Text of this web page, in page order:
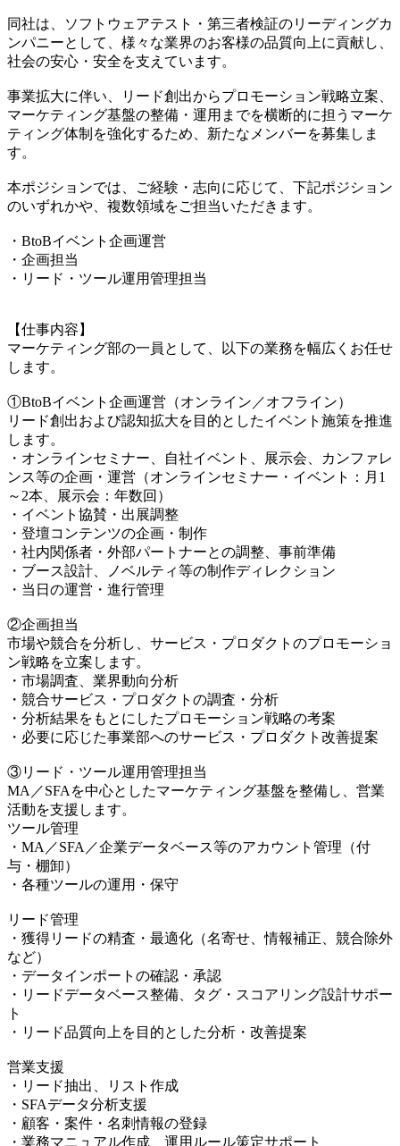
同社は、ソフトウェアテスト・第三者検証のリーディングカ
ンパニーとして、様々な業界のお客様の品質向上に貢献し、
社会の安心・安全を支えています。
事業拡大に伴い、リード創出からプロモーション戦略立案、
マーケティング基盤の整備・運用までを横断的に担うマーケ
ティング体制を強化するため、新たなメンバーを募集しま
す。
本ポジションでは、ご経験・志向に応じて、下記ポジション
のいずれかや、複数領域をご担当いただきます。
・BtoBイベント企画運営
・企画担当
・リード・ツール運用管理担当
【仕事内容】
マーケティング部の一員として、以下の業務を幅広くお任せ
します。
①BtoBイベント企画運営（オンライン／オフライン）
リード創出および認知拡大を目的としたイベント施策を推進
します。
・オンラインセミナー、自社イベント、展示会、カンファレ
ンス等の企画・運営（オンラインセミナー・イベント：月1
～2本、展示会：年数回）
・イベント協賛・出展調整
・登壇コンテンツの企画・制作
・社内関係者・外部パートナーとの調整、事前準備
・ブース設計、ノベルティ等の制作ディレクション
・当日の運営・進行管理
②企画担当
市場や競合を分析し、サービス・プロダクトのプロモーショ
ン戦略を立案します。
・市場調査、業界動向分析
・競合サービス・プロダクトの調査・分析
・分析結果をもとにしたプロモーション戦略の考案
・必要に応じた事業部へのサービス・プロダクト改善提案
③リード・ツール運用管理担当
MA／SFAを中心としたマーケティング基盤を整備し、営業
活動を支援します。
ツール管理
・MA／SFA／企業データベース等のアカウント管理（付
与・棚卸）
・各種ツールの運用・保守
リード管理
・獲得リードの精査・最適化（名寄せ、情報補正、競合除外
など）
・データインポートの確認・承認
・リードデータベース整備、タグ・スコアリング設計サポー
ト
・リード品質向上を目的とした分析・改善提案
営業支援
・リード抽出、リスト作成
・SFAデータ分析支援
・顧客・案件・名刺情報の登録
・業務マニュアル作成、運用ルール策定サポート